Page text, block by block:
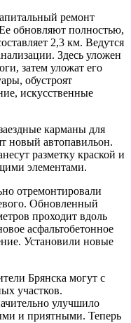
ремонт
обновляют полностью,
2,3 км. Ведутся
Здесь уложен
затем уложат его
обустроят
искусственные
карманы для
новый автопавильон.
разметку краской и
элементами.
отремонтировали
Обновленный
проходит вдоль
асфальтобетонное
Установили новые
Брянска могут с
участков.
улучшило
и приятными. Теперь